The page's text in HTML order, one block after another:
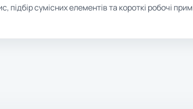
сумісних елементів та короткі робочі